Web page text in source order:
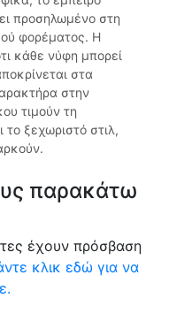
προσηλωμένο στη
φορέματος. Η
κάθε νύφη μπορεί
στα
στην
τιμούν τη
το ξεχωριστό στιλ,
παρακάτω
έχουν πρόσβαση
κλικ εδώ για να